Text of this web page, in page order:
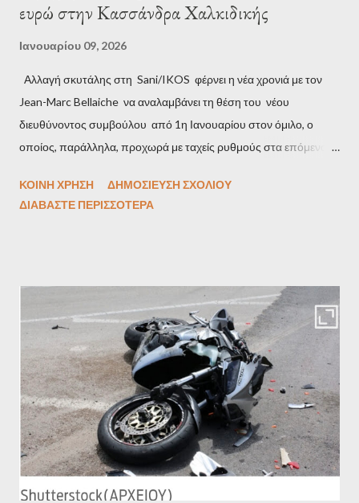
ευρώ στην Κασσάνδρα Χαλκιδικής
Ιανουαρίου 09, 2026
Αλλαγή σκυτάλης στη Sani/IKOS φέρνει η νέα χρονιά με τον
Jean-Marc Bellaiche να αναλαμβάνει τη θέση του νέου
διευθύνοντος συμβούλου από 1η Ιανουαρίου στον όμιλο, ο
οποίος, παράλληλα, προχωρά με ταχείς ρυθμούς στα επόμενα
Grand της Χαλκιδικής. Οι ανακοινώσεις ήρθαν στα μέσα
απίστευτο… ταξίδι 40 και πλέον ετών ως συν-ιδρυτής και CEO
του Sani Resort, δίπλα στον αδελφό μου Σταύρο, ο οποίος
διετέλεσε συν-ιδρυτής και πρόεδρος, και στη συνέχεια την
τελευταία δεκαετία ως CEO και Co-managing partner του oμίλου
Sani/Ikos, με ιδιαίτερη χαρά ανακοινώνω τη μετάβασή μου από
τις καθημερινές εκτελεστικές αρμοδιότητες στο ρόλο πλέον του
συν-ιδρ...
ΚΟΙΝΉ ΧΡΉΣΗ
ΔΗΜΟΣΊΕΥΣΗ ΣΧΟΛΊΟΥ
ΔΙΑΒΆΣΤΕ ΠΕΡΙΣΣΌΤΕΡΑ